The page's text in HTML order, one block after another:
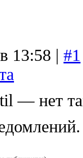
13:58 | #1
— нет